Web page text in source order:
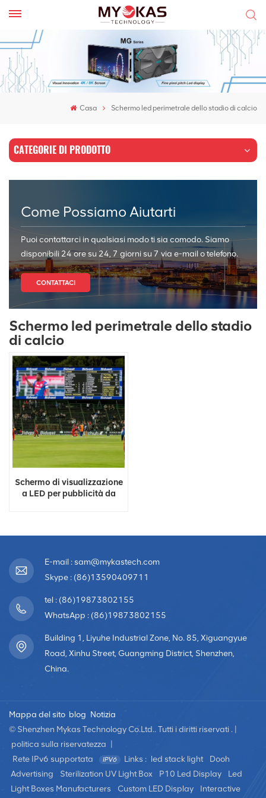
Casa Schermo led perimetrale dello stadio di calcio
CATEGORIE DI PRODOTTO
Come Possiamo Aiutarti
Puoi contattarci in qualsiasi modo ti sia comodo. Siamo
disponibili 24 ore su 24, 7 giorni su 7 via e-mail o telefono.
CONTATTACI
Schermo led perimetrale dello stadio
di calcio
Schermo di visualizzazione
a LED per pubblicità da
E-mail : sam@mykastech.com
Skype : (86)13590409711
tel : (86)19873802155
WhatsApp : (86)19873802155
Building 1, Liyuhe Industrial Zone, No. 85, Xiguangyue
Road, Xinhu Street, Guangming District, Shenzhen,
China.
Mappa del sito blog Notizia
© Shenzhen Mykas Technology Co.Ltd.. Tutti i diritti riservati . |
politica sulla riservatezza
Rete IPv6 supportata
Links : led stack light
Dooh
Advertising
Sterilization UV Light Box P10 Led Display
Led
Light Boxes Manufacturers
Custom LED Display Interactive